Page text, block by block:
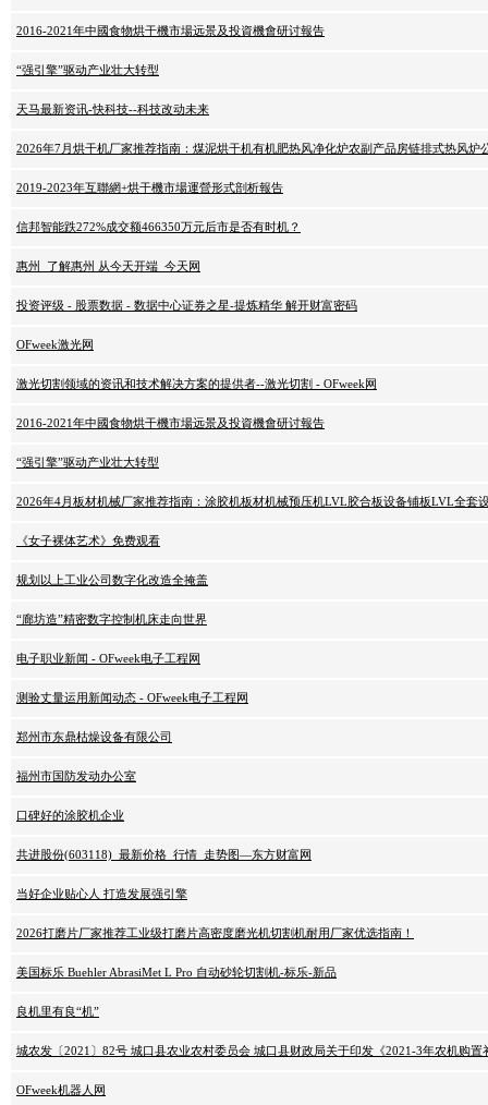
2016-2021年中國食物烘干機市場远景及投資機會研讨報告
“强引擎”驱动产业壮大转型
天马最新资讯-快科技--科技改动未来
2026年7月烘干机厂家推荐指南：煤泥烘干机有机肥热风净化炉农副产品房链排式热风炉
2019-2023年互聯網+烘干機市場運營形式剖析報告
信邦智能跌272%成交额466350万元后市是否有时机？
惠州_了解惠州 从今天开端_今天网
投资评级 - 股票数据 - 数据中心证券之星-提炼精华 解开财富密码
OFweek激光网
激光切割领域的资讯和技术解决方案的提供者--激光切割 - OFweek网
2016-2021年中國食物烘干機市場远景及投資機會研讨報告
“强引擎”驱动产业壮大转型
2026年4月板材机械厂家推荐指南：涂胶机板材机械预压机LVL胶合板设备铺板LVL全套
《女子裸体艺术》免费观看
规划以上工业公司数字化改造全掩盖
“廊坊造”精密数字控制机床走向世界
电子职业新闻 - OFweek电子工程网
测验丈量运用新闻动态 - OFweek电子工程网
郑州市东鼎枯燥设备有限公司
福州市国防发动办公室
口碑好的涂胶机企业
共进股份(603118)_最新价格_行情_走势图—东方财富网
当好企业贴心人 打造发展强引擎
2026打磨片厂家推荐工业级打磨片高密度磨光机切割机耐用厂家优选指南！
美国标乐 Buehler AbrasiMet L Pro 自动砂轮切割机-标乐-新品
良机里有良“机”
城农发〔2021〕82号 城口县农业农村委员会 城口县财政局关于印发《2021-3年农机购置
OFweek机器人网